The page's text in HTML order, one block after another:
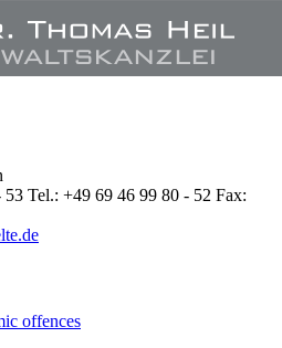
Tel.: +49 69 46 99 80 - 52 Fax:
offences